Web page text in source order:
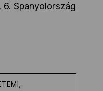
Spanyolország